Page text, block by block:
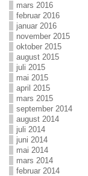
mars 2016
februar 2016
januar 2016
november 2015
oktober 2015
august 2015
juli 2015
mai 2015
april 2015
mars 2015
september 2014
august 2014
juli 2014
juni 2014
mai 2014
mars 2014
februar 2014